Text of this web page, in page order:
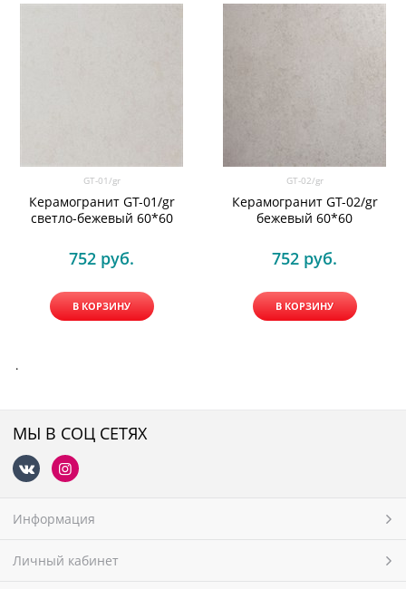
GT-01/gr
Керамогранит GT-01/gr
светло-бежевый 60*60
752 руб.
В КОРЗИНУ
GT-02/gr
Керамогранит GT-02/gr
бежевый 60*60
752 руб.
В КОРЗИНУ
.
МЫ В СОЦ СЕТЯХ
Информация
Личный кабинет